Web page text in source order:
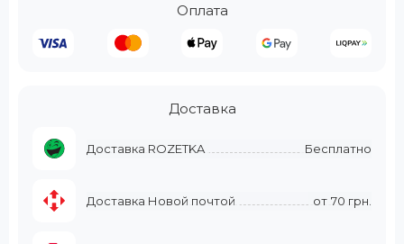
Оплата
Доставка
Доставка ROZETKA Бесплатно
Доставка Новой почтой от 70 грн.